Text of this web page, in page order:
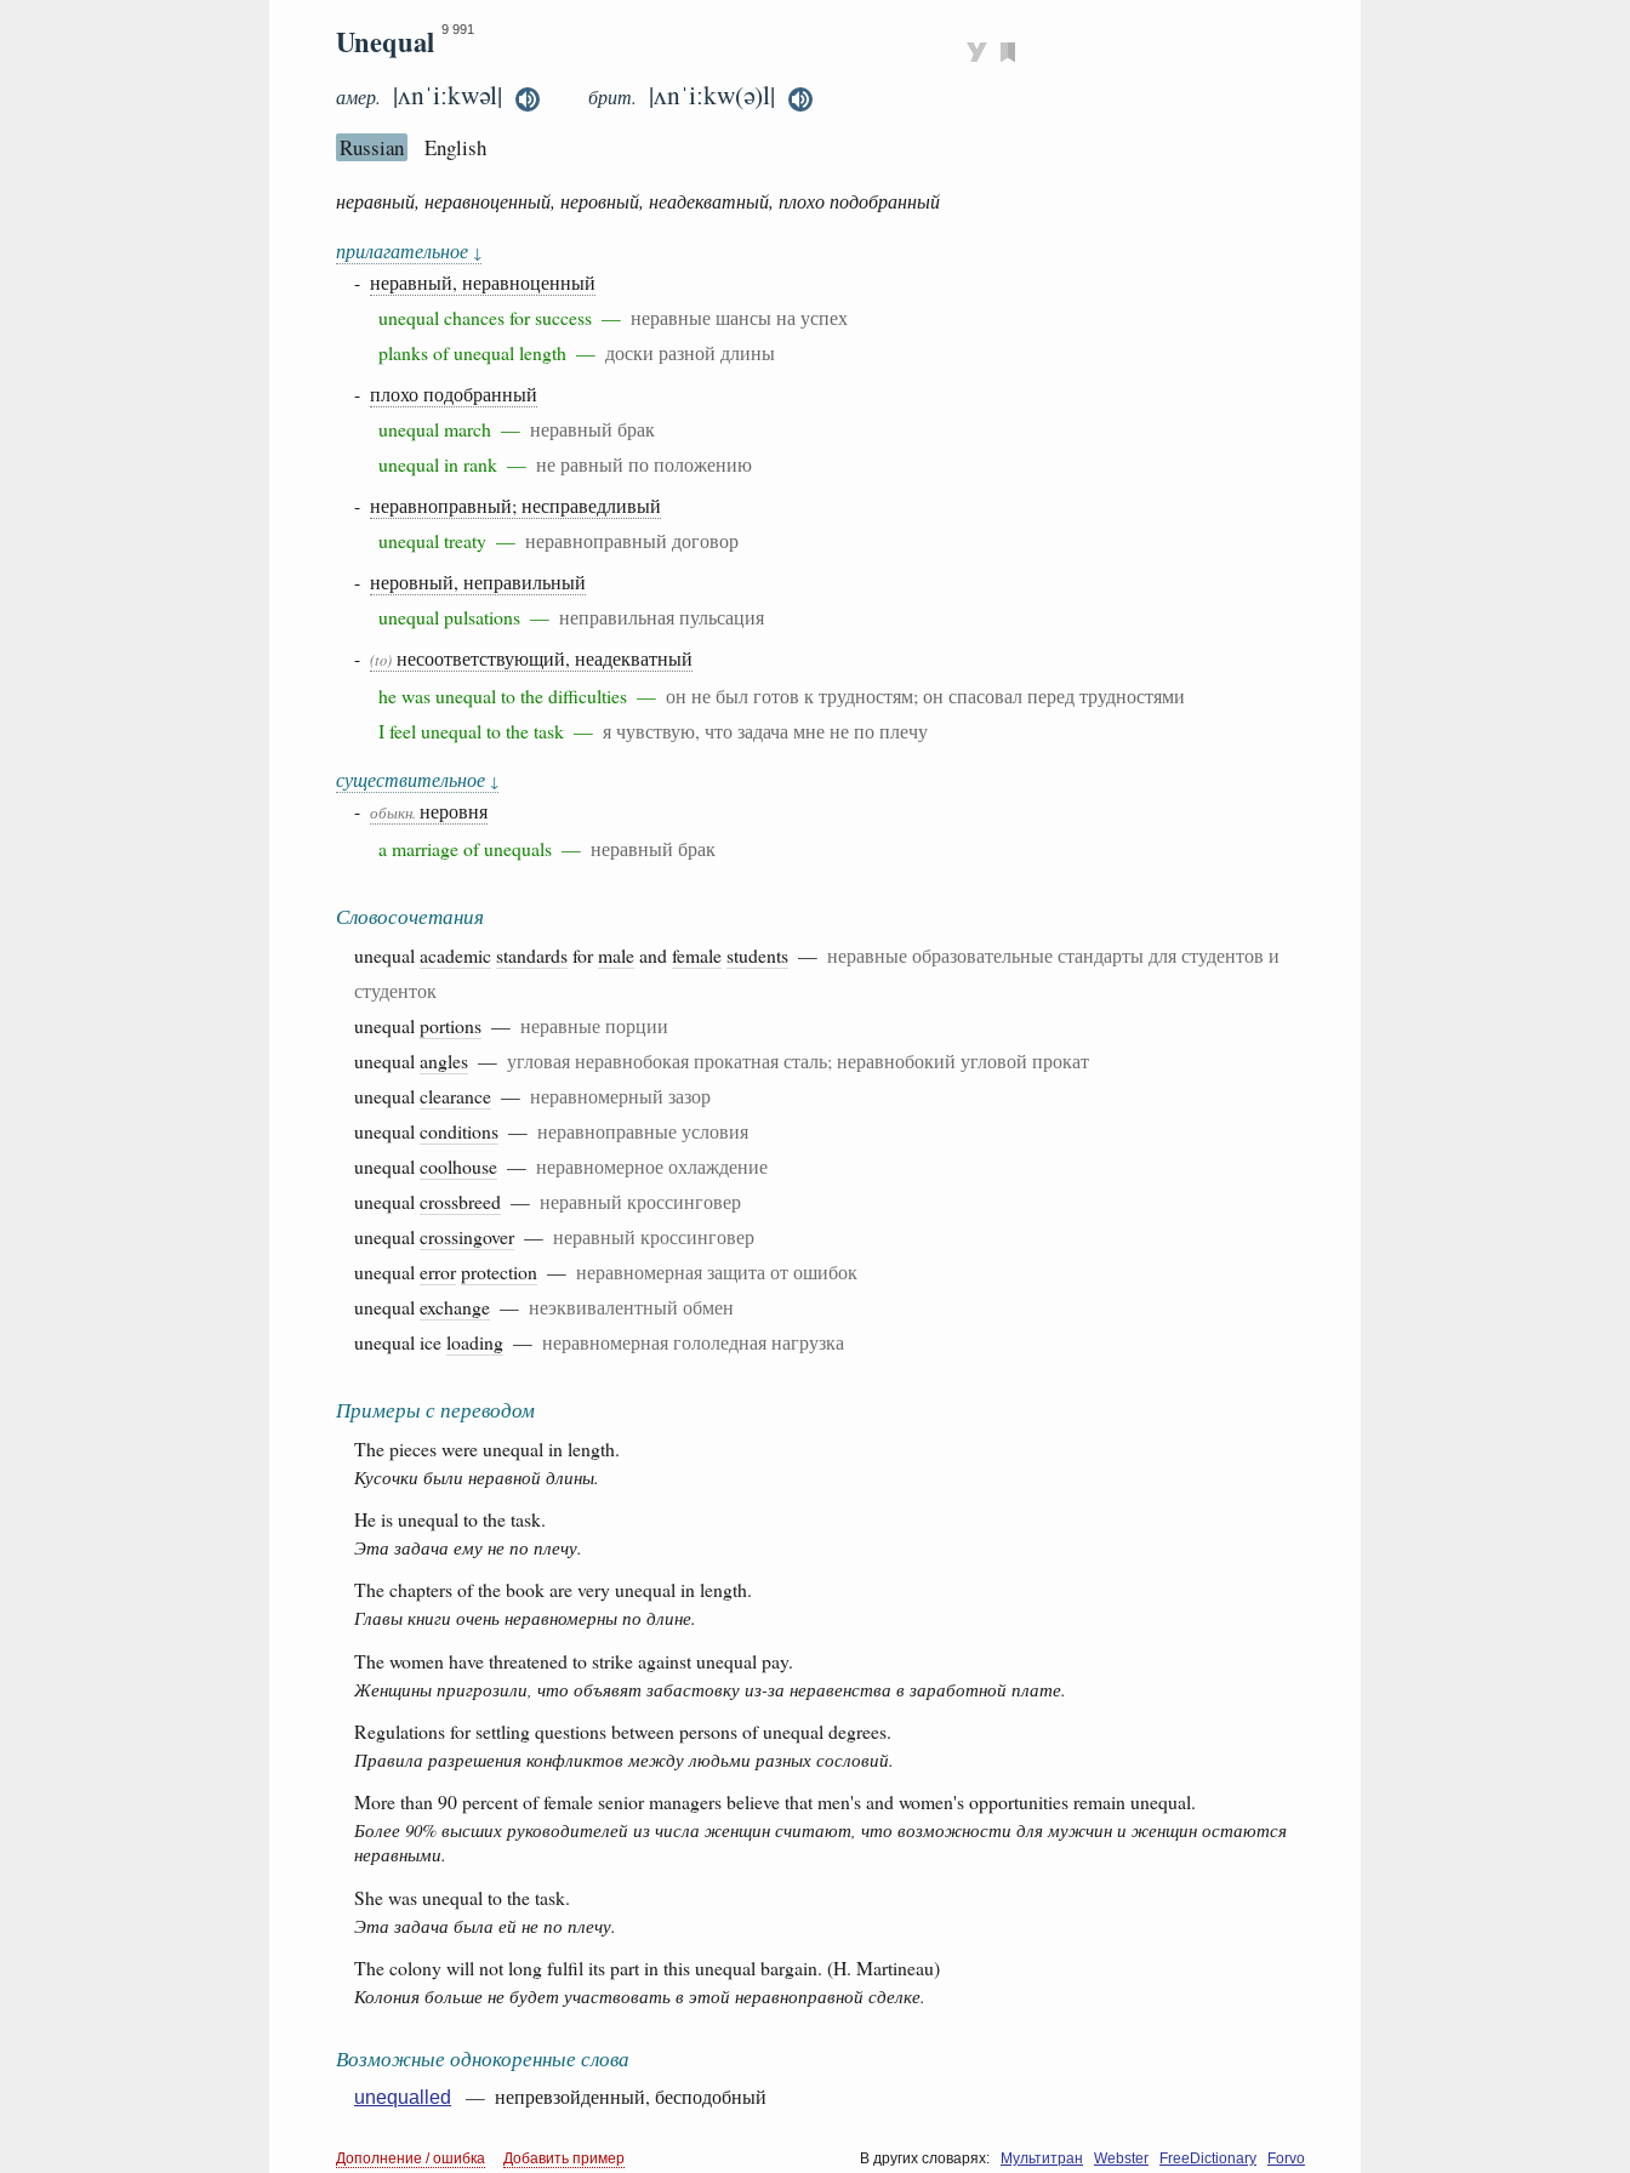
Unequal 9 991
амер. |ʌnˈiːkwəl| брит. |ʌnˈiːkw(ə)l|
Russian English
неравный, неравноценный, неровный, неадекватный, плохо подобранный
прилагательное ↓
- неравный, неравноценный
unequal chances for success — неравные шансы на успех
planks of unequal length — доски разной длины
- плохо подобранный
unequal march — неравный брак
unequal in rank — не равный по положению
- неравноправный; несправедливый
unequal treaty — неравноправный договор
- неровный, неправильный
unequal pulsations — неправильная пульсация
- (to) несоответствующий, неадекватный
he was unequal to the difficulties — он не был готов к трудностям; он спасовал перед трудностями
I feel unequal to the task — я чувствую, что задача мне не по плечу
существительное ↓
- обыкн. неровня
a marriage of unequals — неравный брак
Словосочетания
unequal academicstandardsformaleand femalestudents — неравные образовательные стандарты для студентов и
студенток
unequal portions — неравные порции
unequal angles — угловая неравнобокая прокатная сталь; неравнобокий угловой прокат
unequal clearance — неравномерный зазор
unequal conditions — неравноправные условия
unequal coolhouse — неравномерное охлаждение
unequal crossbreed — неравный кроссинговер
unequal crossingover— неравный кроссинговер
unequal errorprotection — неравномерная защита от ошибок
unequal exchange — неэквивалентный обмен
unequal iceloading — неравномерная гололедная нагрузка
Примеры с переводом
The pieces were unequal in length.
Кусочки были неравной длины.
He is unequal to the task.
Эта задача ему не по плечу.
The chapters of the book are very unequal in length.
Главы книги очень неравномерны по длине.
The women have threatened to strike against unequal pay.
Женщины пригрозили, что объявят забастовку из-за неравенства в заработной плате.
Regulations for settling questions between persons of unequal degrees.
Правила разрешения конфликтов между людьми разных сословий.
More than 90 percent of female senior managers believe that men's and women's opportunities remain unequal.
Более 90% высших руководителей из числа женщин считают, что возможности для мужчин и женщин остаются
неравными.
She was unequal to the task.
Эта задача была ей не по плечу.
The colony will not long fulfil its part in this unequal bargain. (H. Martineau)
Колония больше не будет участвовать в этой неравноправной сделке.
Возможные однокоренные слова
unequalled — непревзойденный, бесподобный
Дополнение / ошибка Добавить пример В других словарях: Мультитран Webster FreeDictionary Forvo